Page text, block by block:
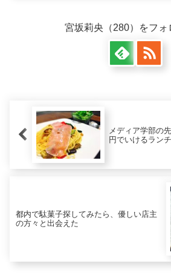
宮坂莉央（280）をフォ
メディア学部の
円でいけるランチ
都内で駄菓子探してみたら、優しい店主
の方々と出会えた